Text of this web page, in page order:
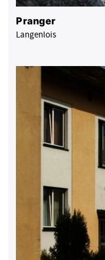
Pranger
Langenlois